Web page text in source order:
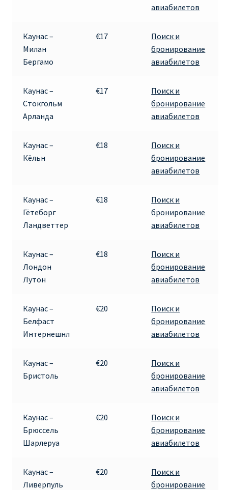
авиабилетов
Каунас –
Милан
Бергамо
€17
Поиск и
бронирование
авиабилетов
Каунас –
Стокгольм
Арланда
€17
Поиск и
бронирование
авиабилетов
Каунас –
Кёльн
€18
Поиск и
бронирование
авиабилетов
Каунас –
Гётеборг
Ландветтер
€18
Поиск и
бронирование
авиабилетов
Каунас –
Лондон
Лутон
€18
Поиск и
бронирование
авиабилетов
Каунас –
Белфаст
Интернешнл
€20
Поиск и
бронирование
авиабилетов
Каунас –
Бристоль
€20
Поиск и
бронирование
авиабилетов
Каунас –
Брюссель
Шарлеруа
€20
Поиск и
бронирование
авиабилетов
Каунас –
Ливерпуль
€20
Поиск и
бронирование